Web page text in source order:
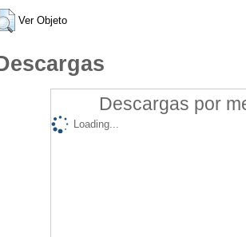
Ver Objeto
Descargas por
Loading...